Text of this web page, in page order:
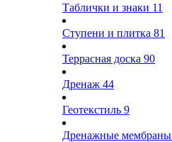
Таблички и знаки 11
Ступени и плитка 81
Террасная доска 90
Дренаж 44
Геотекстиль 9
Дренажные мембраны